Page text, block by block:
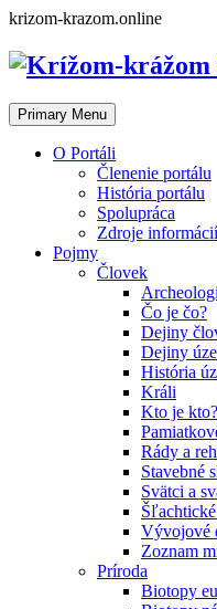
Skip
content
krizom-krazom.online
Primary Menu
O Portáli
Členenie portálu
História portálu
Spolupráca
Zdroje informácií
Pojmy
Človek
Čo je čo?
Dejiny
Dejiny
História
Králi
Kto je kto?
Rády a
Stavebné
Svätci a
Vývojové
Zoznam
Príroda
Biotopy